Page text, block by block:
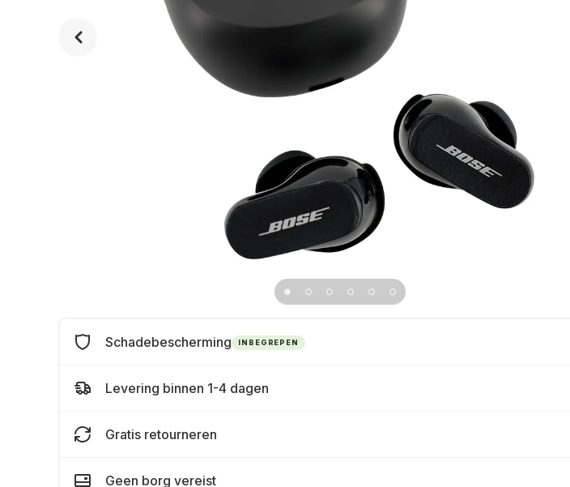
Schadebescherming INBEGREPEN
Levering binnen 1-4 dagen
Gratis retourneren
Geen borg vereist